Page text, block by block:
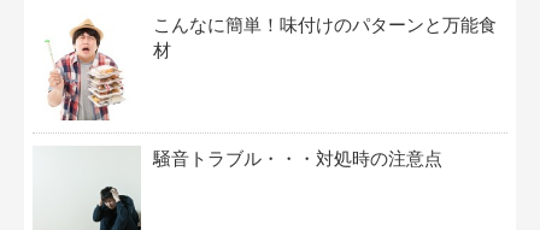
こんなに簡単！味付けのパターンと万能食
材
騒音トラブル・・・対処時の注意点